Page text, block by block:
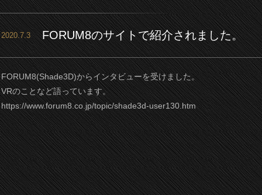
2020.7.3 FORUM8のサイトで紹介されました。
FORUM8(Shade3D)からインタビューを受けました。
VRのことなど語っています。
https://www.forum8.co.jp/topic/shade3d-user130.htm